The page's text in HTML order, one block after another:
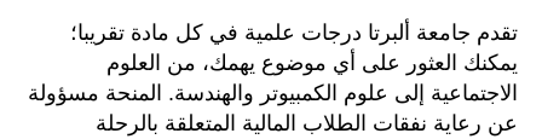
تقدم جامعة ألبرتا درجات علمية في كل مادة تقريبا؛
يمكنك العثور على أي موضوع يهمك، من العلوم
الاجتماعية إلى علوم الكمبيوتر والهندسة. المنحة مسؤولة
عن رعاية نفقات الطلاب المالية المتعلقة بالرحلة